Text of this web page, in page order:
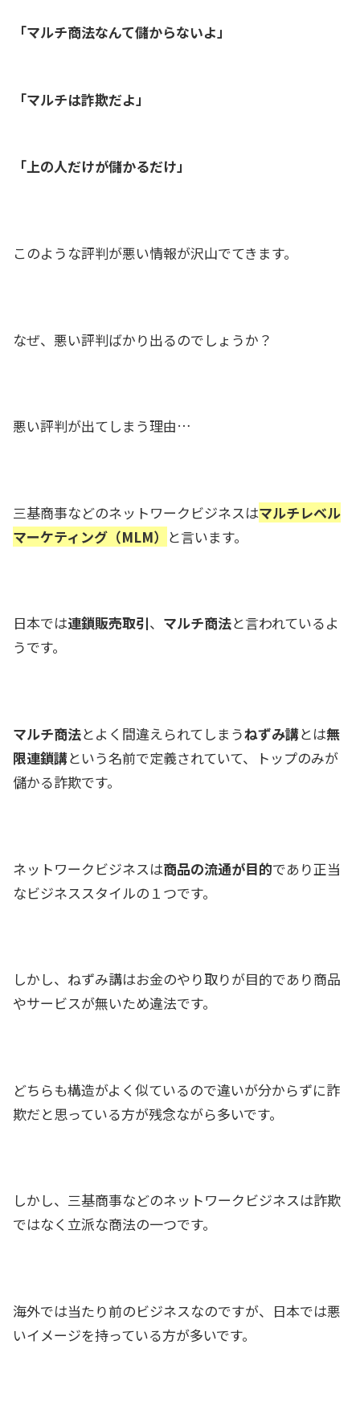
「マルチ商法なんて儲からないよ」
「マルチは詐欺だよ」
「上の人だけが儲かるだけ」
このような評判が悪い情報が沢山でてきます。
なぜ、悪い評判ばかり出るのでしょうか？
悪い評判が出てしまう理由…
三基商事などのネットワークビジネスはマルチレベル
マーケティング（MLM） と言います。
日本では連鎖販売取引、 マルチ商法と言われているよ
うです。
マルチ商法とよく間違えられてしまうねずみ講とは無
限連鎖講という名前で定義されていて、トップのみが
儲かる詐欺です。
ネットワークビジネスは商品の流通が目的であり正当
なビジネススタイルの１つです。
しかし、ねずみ講はお金のやり取りが目的であり商品
やサービスが無いため違法です。
どちらも構造がよく似ているので違いが分からずに詐
欺だと思っている方が残念ながら多いです。
しかし、三基商事などのネットワークビジネスは詐欺
ではなく立派な商法の一つです。
海外では当たり前のビジネスなのですが、日本では悪
いイメージを持っている方が多いです。